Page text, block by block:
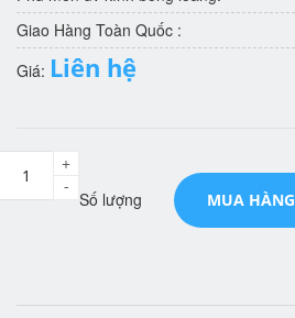
Giao Hàng Toàn Quốc :
Giá: Liên hệ
Số lượng
-
+
MUA HÀNG